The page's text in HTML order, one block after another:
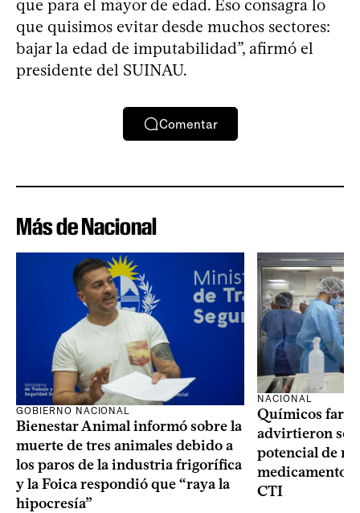
que para el mayor de edad. Eso consagra lo
que quisimos evitar desde muchos sectores:
bajar la edad de imputabilidad”, afirmó el
presidente del SUINAU.
Comentar
Más de Nacional
GOBIERNO NACIONAL
Bienestar Animal informó sobre la
muerte de tres animales debido a
los paros de la industria frigorífica
y la Foica respondió que “raya la
hipocresía”
NACIONAL
Químicos
advirtieron
potencial de
medicamentos
CTI